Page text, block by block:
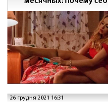
отказывать
26 грудня 2021 16:31